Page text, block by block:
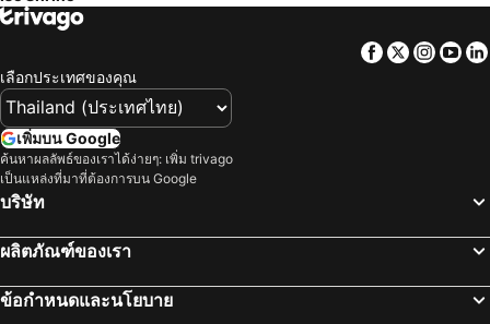
Biwako Valley Ski Resort
บ่อน้ำพุร้อนเกโระ
Japan Mint
สถานทีโทโยตะชิ
สถานีโกเบ ซันโนมิยะ
Kyobashi Station
Shin Kobe Station
Shizuoka Station
Facebook
Twitter
เลือกประเทศของคุณ
เพิ่มบน Google
ค้นหาผลลัพธ์ของเราได้ง่ายๆ: เพิ่ม trivago
เป็นแหล่งที่มาที่ต้องการบน Google
บริษัท
ผลิตภัณฑ์ของเรา
ข้อกำหนดและนโยบาย